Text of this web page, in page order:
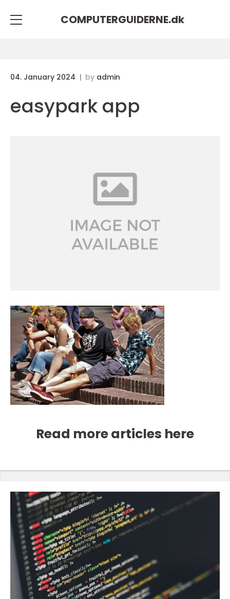
COMPUTERGUIDERNE.dk
04. January 2024 by admin
easypark app
Read more articles here